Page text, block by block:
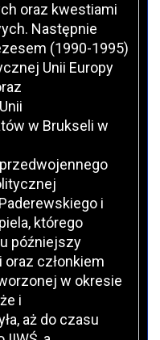
oraz kwestiami
Następnie
(1990-1995)
Unii Europy
w Brukseli w
i
którego
późniejszy
oraz członkiem
w okresie
i
aż do czasu